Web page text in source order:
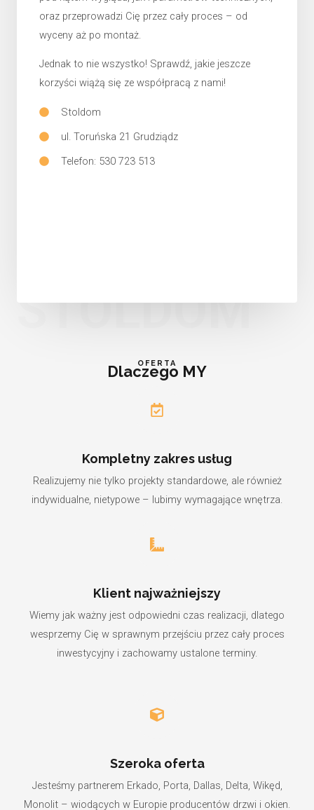
oraz przeprowadzi Cię przez cały proces – od
wyceny aż po montaż.
Jednak to nie wszystko! Sprawdź, jakie jeszcze
korzyści wiążą się ze współpracą z nami!
Stoldom
ul. Toruńska 21 Grudziądz
Telefon: 530 723 513
STOLDOM
OFERTA
Dlaczego MY
Kompletny zakres usług
Realizujemy nie tylko projekty standardowe, ale również
indywidualne, nietypowe – lubimy wymagające wnętrza.
Klient najważniejszy
Wiemy jak ważny jest odpowiedni czas realizacji, dlatego
wesprzemy Cię w sprawnym przejściu przez cały proces
inwestycyjny i zachowamy ustalone terminy.
Szeroka oferta
Jesteśmy partnerem Erkado, Porta, Dallas, Delta, Wikęd,
Monolit – wiodących w Europie producentów drzwi i okien.